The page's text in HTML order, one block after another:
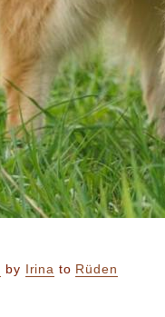
by Irina to Rüden